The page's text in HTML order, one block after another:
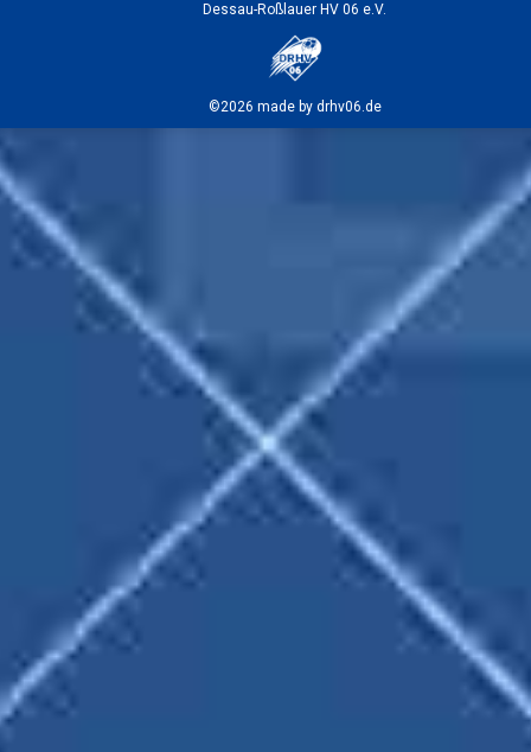
Dessau-Roßlauer HV 06 e.V.
©2026 made by drhv06.de